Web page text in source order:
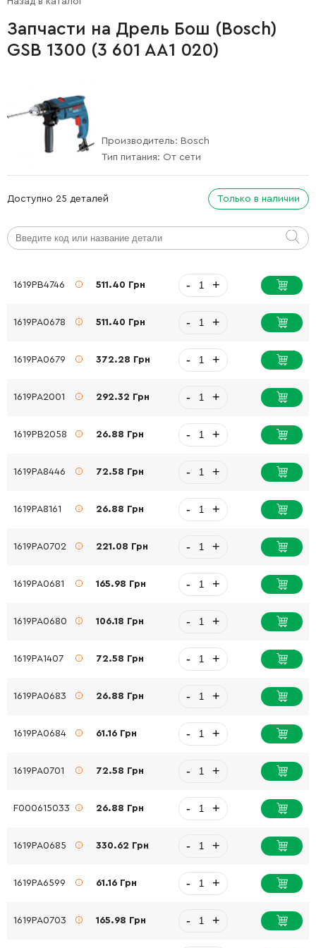
Запчасти на Дрель Бош (Bosch)
GSB 1300 (3 601 AA1 020)
Производитель: Bosch
Тип питания: От сети
Доступно 25 деталей Только в наличии
1619PB4746 511.40 Грн - +
1619PA0678 511.40 Грн - +
1619PA0679 372.28 Грн - +
1619PA2001 292.32 Грн - +
1619PB2058 26.88 Грн - +
1619PA8446 72.58 Грн - +
1619PA8161 26.88 Грн - +
1619PA0702 221.08 Грн - +
1619PA0681 165.98 Грн - +
1619PA0680 106.18 Грн - +
1619PA1407 72.58 Грн - +
1619PA0683 26.88 Грн - +
1619PA0684 61.16 Грн - +
1619PA0701 72.58 Грн - +
F000615033 26.88 Грн - +
1619PA0685 330.62 Грн - +
1619PA6599 61.16 Грн - +
1619PA0703 165.98 Грн - +